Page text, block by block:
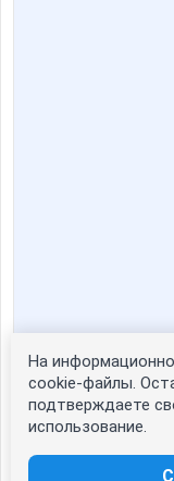
Статистика
сейчас
зарегистрированные
На
cookie-файлы.
подтверждаете
использование.